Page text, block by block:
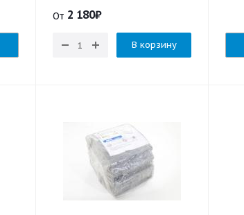
От 2 180₽
В корзину